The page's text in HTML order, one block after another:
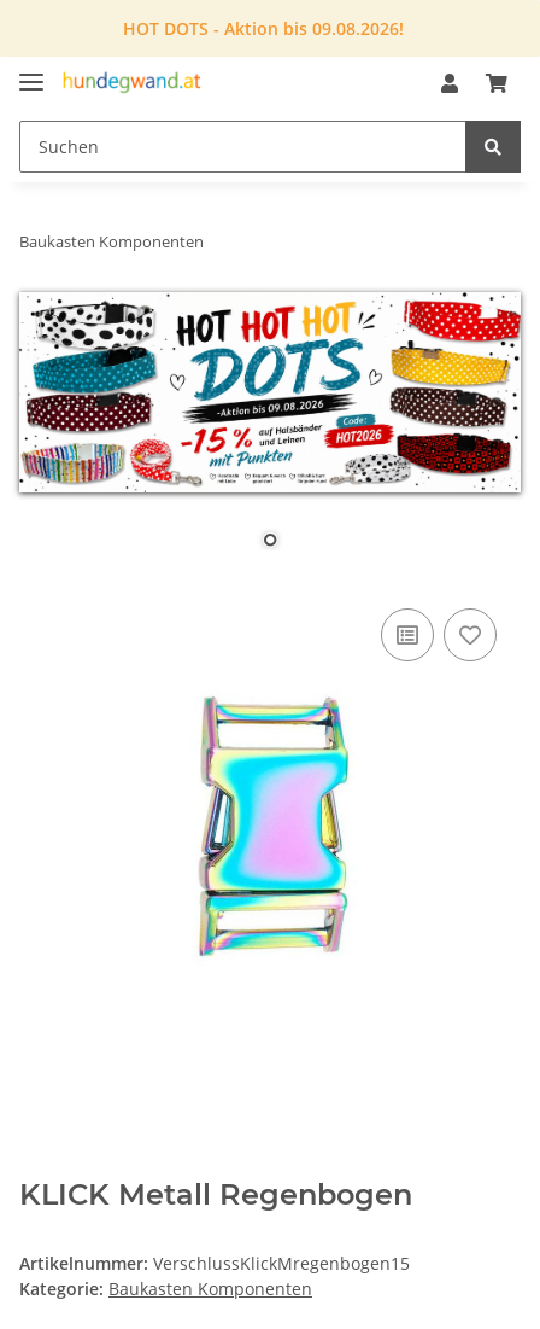
HOT DOTS - Aktion bis 09.08.2026!
Baukasten Komponenten
KLICK Metall Regenbogen
Artikelnummer: VerschlussKlickMregenbogen15
Kategorie: Baukasten Komponenten